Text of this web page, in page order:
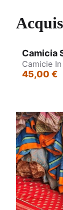
Camicia
Camicie
45,00 €